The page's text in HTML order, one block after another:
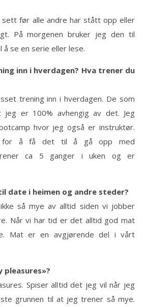
før alle andre har stått opp eller
På morgenen bruker jeg den til
å se en serie eller lese.
inn i hverdagen? Hva trener du
trening inn i hverdagen. De som
er 100% avhengig av det. Jeg
hvor jeg også er instruktør.
for å få det til å gå opp med
ca 5 ganger i uken og er
date i heimen og andre steder?
så mye av alltid siden vi jobber
Når vi har tid er det alltid god mat
Mat er en avgjørende del i vårt
pleasures»?
Spiser alltid det jeg vil når jeg
grunnen til at jeg trener så mye.